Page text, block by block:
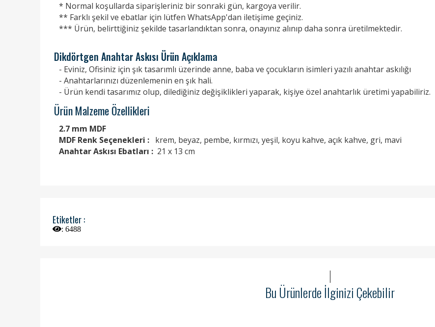
* Normal koşullarda siparişleriniz bir sonraki gün, kargoya verilir.
** Farklı şekil ve ebatlar için lütfen WhatsApp'dan iletişime geçiniz.
*** Ürün, belirttiğiniz şekilde tasarlandıktan sonra, onayınız alınıp daha sonra üretilmektedir.
Dikdörtgen Anahtar Askısı Ürün Açıklama
- Eviniz, Ofisiniz için şık tasarımlı üzerinde anne, baba ve çocukların isimleri yazılı anahtar askılığı
- Anahtarlarınızı düzenlemenin en şık hali.
- Ürün kendi tasarımız olup, dilediğiniz değişiklikleri yaparak, kişiye özel anahtarlık üretimi yapabiliriz.
Ürün Malzeme Özellikleri
2.7 mm MDF
MDF Renk Seçenekleri : krem, beyaz, pembe, kırmızı, yeşil, koyu kahve, açık kahve, gri, mavi
Anahtar Askısı Ebatları : 21 x 13 cm
Etiketler :
: 6488
Bu Ürünlerde İlginizi Çekebilir